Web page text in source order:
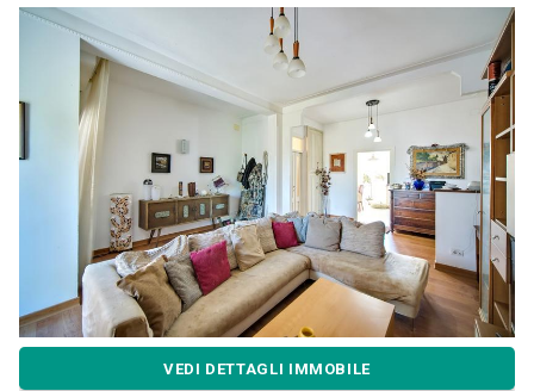
VEDI DETTAGLI IMMOBILE